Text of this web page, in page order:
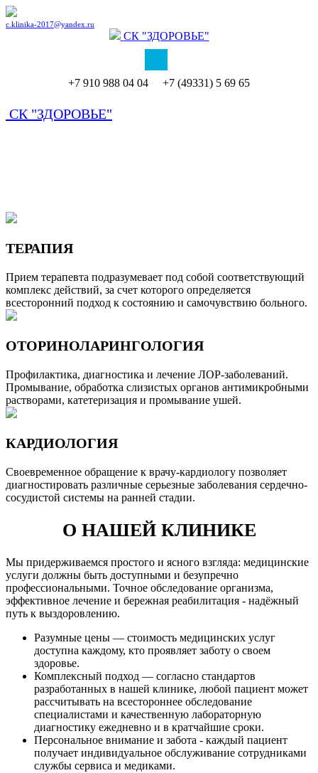
c.klinika-2017@yandex.ru
СК "ЗДОРОВЬЕ"
+7 910 988 04 04 +7 (49331) 5 69 65
СК "ЗДОРОВЬЕ"
ТЕРАПИЯ
Прием терапевта подразумевает под собой соответствующий
комплекс действий, за счет которого определяется
всесторонний подход к состоянию и самочувствию больного.
ОТОРИНОЛАРИНГОЛОГИЯ
Профилактика, диагностика и лечение ЛОР-заболеваний.
Промывание, обработка слизистых органов антимикробными
растворами, катетеризация и промывание ушей.
КАРДИОЛОГИЯ
Своевременное обращение к врачу-кардиологу позволяет
диагностировать различные серьезные заболевания сердечно-
сосудистой системы на ранней стадии.
О НАШЕЙ КЛИНИКЕ
Мы придерживаемся простого и ясного взгляда: медицинские
услуги должны быть доступными и безупречно
профессиональными. Точное обследование организма,
эффективное лечение и бережная реабилитация - надёжный
путь к выздоровлению.
Разумные цены — стоимость медицинских услуг
доступна каждому, кто проявляет заботу о своем
здоровье.
Комплексный подход — согласно стандартов
разработанных в нашей клинике, любой пациент может
рассчитывать на всестороннее обследование
специалистами и качественную лабораторную
диагностику ежедневно и в кратчайшие сроки.
Персональное внимание и забота - каждый пациент
получает индивидуальное обслуживание сотрудниками
службы сервиса и медиками.